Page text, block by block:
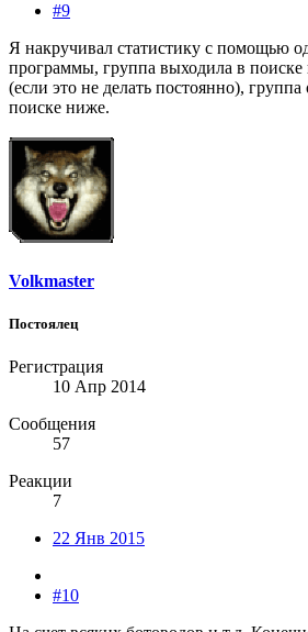
#9
Я накручивал статистику с помощью
программы, группа выходила в
(если это не делать постоянно), группа
поиске ниже.
Volkmaster
Постоялец
Регистрация
10 Апр 2014
Сообщения
57
Реакции
7
22 Янв 2015
#10